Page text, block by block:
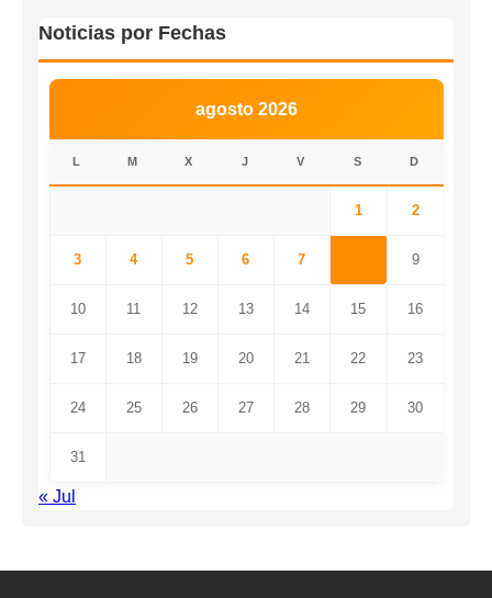
Noticias por Fechas
agosto 2026
L M X J V S D
1 2
3 4 5 6 7 9
10 11 12 13 14 15 16
17 18 19 20 21 22 23
24 25 26 27 28 29 30
31
« Jul